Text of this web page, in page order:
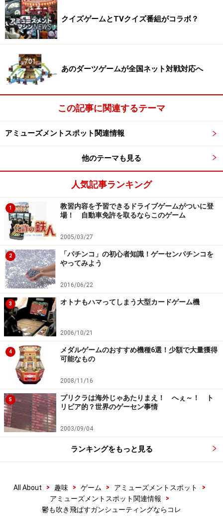
あのホラーゲームがゲームセンターに登
場！
独特のカラーリングと不気味なカーテンが目を引く筐体
(C)1999 2007 Konami Digital Entertainment Co., Ltd.
「2 SPICY」が1対1のガンシューティングゲームなら、
コナミの「サイレントヒル・アーケード
」はホラーなガ
ンシューティングゲーム。映画化された家庭用ゲーム機
の同名ホラーゲームのアーケード版となるこのゲームで
は、「サイレントヒル2」で登場した「リトル・バロネ
ス号の謎」に迫るオリジナルストーリーが展開されま
す。
プレーヤーの前に立ちはだかるのは異形のクリーチャ
ー。展開するストーリーは、プレーヤーが「クリーチャ
ーのいそうな部屋の扉を撃つ」、「わざと撃たずにクリ
ーチャーをやり過ごす」などの行動を選択することで分
岐していくマルチエンディングシステムを採用。「e-
AMUSEMENT PASS」を使用すれば、前回の続きからプ
レーを再開できます。
ゲーム筐体には、プレーヤーの頭部周囲を覆うように不
気味なカーテンがひかれ、カーテンの内側に立つと、プ
レーヤーを取り巻く6つのスピーカーによる5.1chサウン
ドが響いてきます。カーテンはこのサラウンド効果を高
めつつ、周囲の視線からも解放する役目を果たして、よ
りゲーム世界に没頭できるでしょう。
家庭用ゲーム機からのファンなら、是非ともプレーして
おきたいですが、その凝った恐怖演出はファンならずと
つ探索し、クリーチャーの登場に絶叫して、有無を言わ
さず銃を撃ちまくれば、頭の中が空っぽになるほどスッ
キリしますよ。
クイズゲームとTVクイズ番組がコラボ？
あのダーツゲームが全国ネット対戦対応へ
この記事に関連するテーマ
アミューズメントスポット関連情報
他のテーマも見る
人気記事ランキング
1
教習内容を予習できるドライブゲームがついに登
場！ 自動車免許を取るならこのゲーム
2005/03/27
2
「パチンコ」の初心者知識！ゲーセンパチンコを
やってみよう
2016/06/22
3 オトナもハマってしまう大型カードゲーム機
2006/10/21
4
メダルゲームのおすすめ機種6選！少額で大量獲得
可能なもの
2008/11/16
5
プリクラは海外じゃあたりまえ！ へぇ～！ ト
リビア的？世界のゲーセン事情
2003/09/04
ランキングをもっと見る
All About > 趣味 > ゲーム > アミューズメントスポット
>
アミューズメントスポット関連情報
>
鬱も吹き飛ばすガンシューティングならコレ